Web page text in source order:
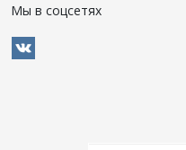
Мы в соцсетях